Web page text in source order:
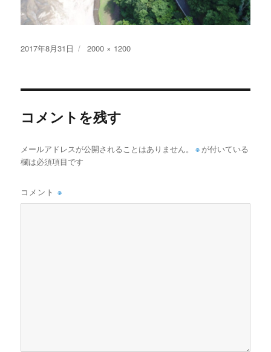
投
2017年8月31日
フ
2000 × 1200
コメントを残す
メールアドレスが公開されることはありません。 ※ が付いている
欄は必須項目です
コメント※